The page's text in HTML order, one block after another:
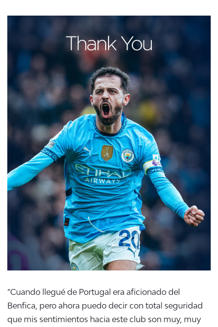
“Cuando llegué de Portugal era aficionado del
Benfica, pero ahora puedo decir con total seguridad
que mis sentimientos hacia este club son muy, muy